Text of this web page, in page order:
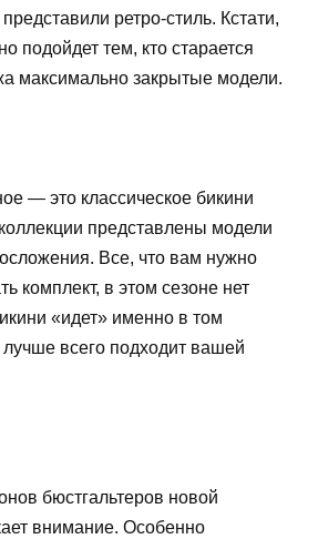
ретро-стиль. Кстати,
подойдет тем, кто старается
максимально закрытые модели.
— это классическое бикини
представлены модели
Все, что вам нужно
комплект, в этом сезоне нет
«идет» именно в том
всего подходит вашей
бюстгальтеров новой
внимание. Особенно